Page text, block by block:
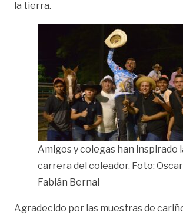
la tierra.
Amigos y colegas han inspirado
carrera del coleador. Foto: Oscar
Fabián Bernal
Agradecido por las muestras de